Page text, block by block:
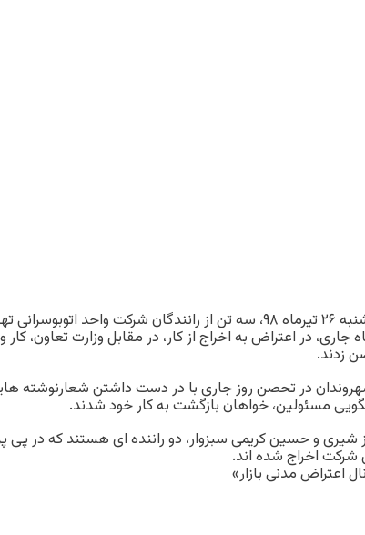
چهارشنبه ۲۶ تیرماه ۹۸، سه تن از رانندگان شرکت واحد
جاری، در اعتراض به اخراج از کار، در مقابل وزارت تعاون،
زدند.
در تحصن روز جاری با در دست داشتن شعارنوشته
مسئولین، خواهان بازگشت به کار خود شدند.
شیری و حسین کریمی سبزوار، دو راننده ای هستند که در پی
شرکت اخراج شده اند.
اعتراض مدنی بازار»